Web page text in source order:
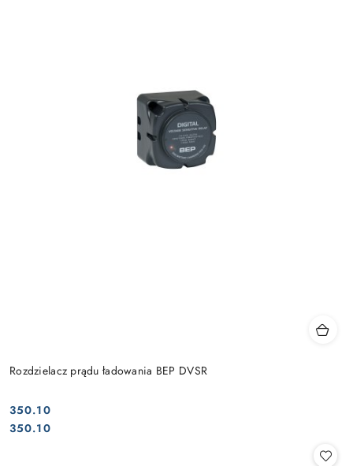
Rozdzielacz prądu ładowania BEP DVSR
Cena:
350.10
Cena:
350.10